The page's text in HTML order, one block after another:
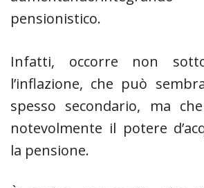
pensionistico.
Infatti, occorre non
l’inflazione, che può
spesso secondario, ma
notevolmente il potere
la pensione.